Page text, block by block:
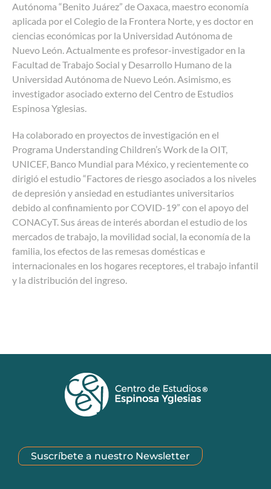
Autónoma “Benito Juárez” de Oaxaca, maestro economía
aplicada por el Colegio de la Frontera Norte, y es doctor en
ciencias económicas por la Universidad Autónoma de
Nuevo León. Actualmente es profesor-investigador en la
Facultad de Trabajo Social y Desarrollo Humano de la
Universidad Autónoma de Nuevo León. Asimismo, es
investigador asociado externo del Centro de Estudios
Espinosa Yglesias.
Ha colaborado en proyectos de investigación en el
Programa Understanding Children’s Work de la OIT,
UNICEF, Banco Mundial para México, y recientemente co
dirigió el estudio “Factores de riesgo asociados a los niveles
de depresión y ansiedad en estudiantes universitarios
debido al confinamiento por COVID-19” con el apoyo del
CONACyT. Sus áreas de interés abordan el estudio de los
mercados de trabajo, la movilidad social, la economía de la
familia, los efectos de las remesas domésticas e
internacionales en los hogares receptores, el trabajo infantil
y la distribución del ingreso.
Suscríbete a nuestro Newsletter